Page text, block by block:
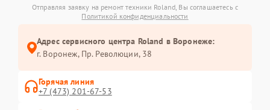
Отправляя заявку на ремонт техники Roland, Вы соглашаетесь с
Политикой конфиденциальности
Адрес сервисного центра Roland в Воронеже:
г. Воронеж, Пр. Революции, 38
Горячая линия
+7 (473) 201-67-53